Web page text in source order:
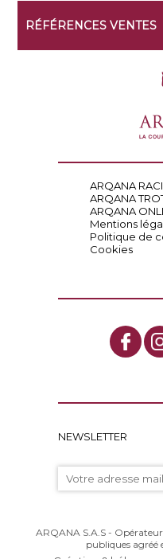
RÉFÉRENCES VENTES
ARQANA
ARQANA
ARQANA
Mentions
Politique de
Cookies
NEWSLETTER
ARQANA S.A.S -
publiques agréé